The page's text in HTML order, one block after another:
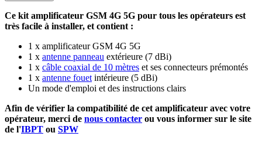
Ce kit amplificateur GSM 4G 5G pour tous les opérateurs est
très facile à installer, et contient :
1 x amplificateur GSM 4G 5G
1 x antenne panneau extérieure (7 dBi)
1 x câble coaxial de 10 mètres et ses connecteurs prémontés
1 x antenne fouet intérieure (5 dBi)
Un mode d'emploi et des instructions clairs
Afin de vérifier la compatibilité de cet amplificateur avec votre
opérateur, merci de nous contacter ou vous informer sur le site
de l'IBPT ou SPW